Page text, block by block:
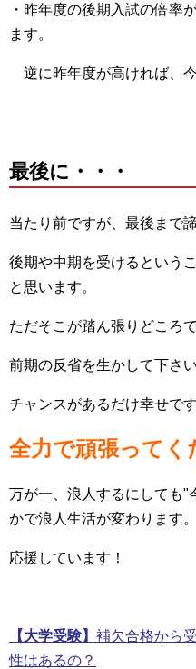
・昨年度の後期入試の倍率
ます。
逆に昨年度が高ければ、
最後に・・・
当たり前ですが、最後まで
後期や中期を受けるという
と思います。
ただそこが踏ん張りどころで
前期の反省を生かして下さい
チャンスがあるだけ幸せです
全力で頑張ってく
万が一、浪人するにしても"
かで浪人生活が変わります。
応援しています！
【大学受験】 補欠合格から
性はあるの？